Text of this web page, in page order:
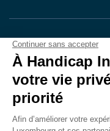
VOTRE DON
Grâce à vous, en
bénéficié
Merci pour votre